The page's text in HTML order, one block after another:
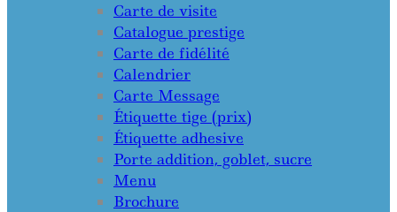
Carte de visite
Catalogue prestige
Carte de fidélité
Calendrier
Carte Message
Étiquette tige (prix)
Étiquette adhesive
Porte addition, goblet, sucre
Menu
Brochure